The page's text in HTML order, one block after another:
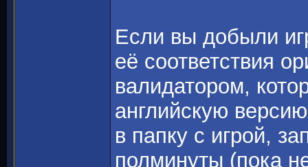
Если вы добыли
её соответствия
валидатором,
английскую
в папку с игрой,
полминуты (пока